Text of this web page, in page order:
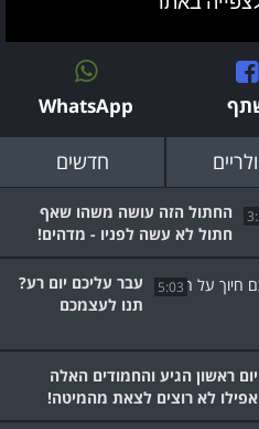
WhatsApp
חדשים
החתול הזה עושה משהו שאף
חתול לא עשה לפניו - מדהים!
5:03
עבר עליכם יום רע?
תנו לעצמכם
יום ראשון הגיע והחמודים האלה
אפילו לא רוצים לצאת מהמיטה!